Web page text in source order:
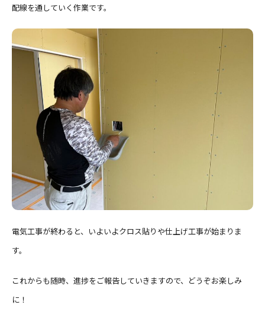
配線を通していく作業です。
電気工事が終わると、いよいよクロス貼りや仕上げ工事が始まりま
す。
これからも随時、進捗をご報告していきますので、どうぞお楽しみ
に！